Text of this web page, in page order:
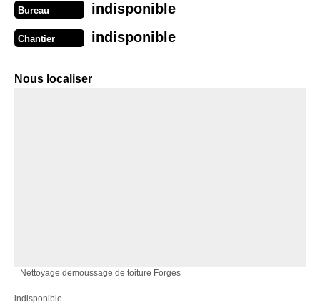
Bureau indisponible
Chantier indisponible
Nous localiser
Nettoyage demoussage de toiture Forges
indisponible